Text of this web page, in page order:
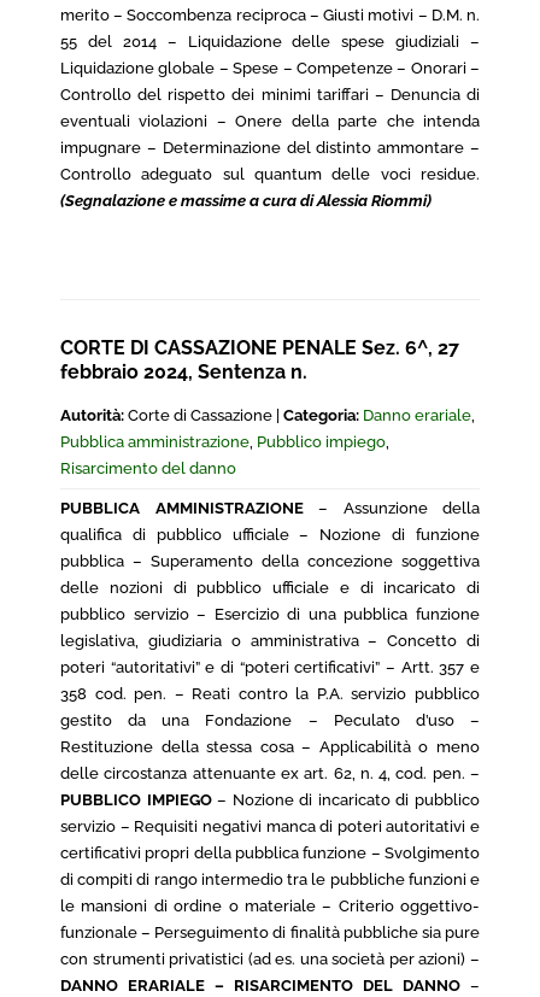
merito – Soccombenza reciproca – Giusti motivi – D.M. n.
55 del 2014 – Liquidazione delle spese giudiziali –
Liquidazione globale – Spese – Competenze – Onorari –
Controllo del rispetto dei minimi tariffari – Denuncia di
eventuali violazioni – Onere della parte che intenda
impugnare – Determinazione del distinto ammontare –
Controllo adeguato sul quantum delle voci residue.
(Segnalazione e massime a cura di Alessia Riommi)
CORTE DI CASSAZIONE PENALE Sez. 6^, 27
febbraio 2024, Sentenza n.
Autorità: Corte di Cassazione | Categoria: Danno erariale,
Pubblica amministrazione, Pubblico impiego,
Risarcimento del danno
PUBBLICA AMMINISTRAZIONE– Assunzione della
qualifica di pubblico ufficiale – Nozione di funzione
pubblica – Superamento della concezione soggettiva
delle nozioni di pubblico ufficiale e di incaricato di
pubblico servizio – Esercizio di una pubblica funzione
legislativa, giudiziaria o amministrativa – Concetto di
poteri “autoritativi” e di “poteri certificativi” – Artt. 357 e
358 cod. pen. – Reati contro la P.A. servizio pubblico
gestito da una Fondazione – Peculato d’uso –
Restituzione della stessa cosa – Applicabilità o meno
delle circostanza attenuante ex art. 62, n. 4, cod. pen. –
PUBBLICO IMPIEGO– Nozione di incaricato di pubblico
servizio – Requisiti negativi manca di poteri autoritativi e
certificativi propri della pubblica funzione – Svolgimento
di compiti di rango intermedio tra le pubbliche funzioni e
le mansioni di ordine o materiale – Criterio oggettivo-
funzionale – Perseguimento di finalità pubbliche sia pure
con strumenti privatistici (ad es. una società per azioni) –
DANNO ERARIALE – RISARCIMENTO DEL DANNO –